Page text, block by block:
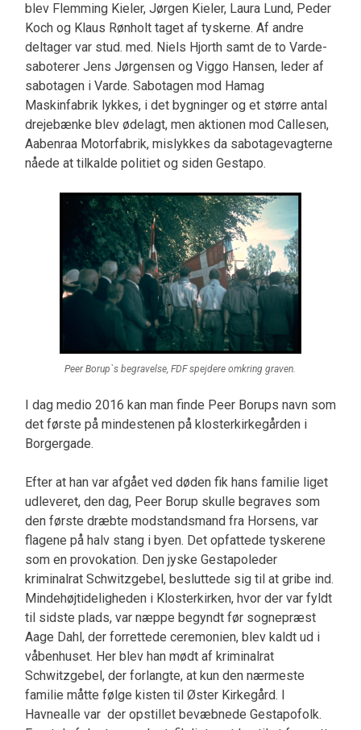
blev Flemming Kieler, Jørgen Kieler, Laura Lund, Peder
Koch og Klaus Rønholt taget af tyskerne. Af andre
deltager var stud. med. Niels Hjorth samt de to Varde-
saboterer Jens Jørgensen og Viggo Hansen, leder af
sabotagen i Varde. Sabotagen mod Hamag
Maskinfabrik lykkes, i det bygninger og et større antal
drejebænke blev ødelagt, men aktionen mod Callesen,
Aabenraa Motorfabrik, mislykkes da sabotagevagterne
nåede at tilkalde politiet og siden Gestapo.
Peer Borup`s begravelse, FDF spejdere omkring graven.
I dag medio 2016 kan man finde Peer Borups navn som
det første på mindestenen på klosterkirkegården i
Borgergade.
Efter at han var afgået ved døden fik hans familie liget
udleveret, den dag, Peer Borup skulle begraves som
den første dræbte modstandsmand fra Horsens, var
flagene på halv stang i byen. Det opfattede tyskerene
som en provokation. Den jyske Gestapoleder
kriminalrat Schwitzgebel, besluttede sig til at gribe ind.
Mindehøjtideligheden i Klosterkirken, hvor der var fyldt
til sidste plads, var næppe begyndt før sognepræst
Aage Dahl, der forrettede ceremonien, blev kaldt ud i
våbenhuset. Her blev han mødt af kriminalrat
Schwitzgebel, der forlangte, at kun den nærmeste
familie måtte følge kisten til Øster Kirkegård. I
Havnealle var der opstillet bevæbnede Gestapofolk.